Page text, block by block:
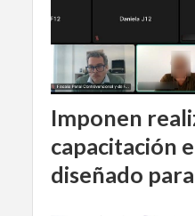
Imponen
capacitación
diseñado